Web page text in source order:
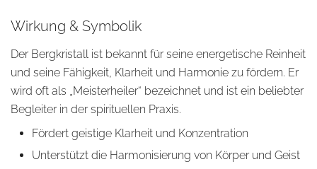
Wirkung & Symbolik
Der Bergkristall ist bekannt für seine energetische Reinheit
und seine Fähigkeit, Klarheit und Harmonie zu fördern. Er
wird oft als „Meisterheiler“ bezeichnet und ist ein beliebter
Begleiter in der spirituellen Praxis.
Fördert geistige Klarheit und Konzentration
Unterstützt die Harmonisierung von Körper und Geist